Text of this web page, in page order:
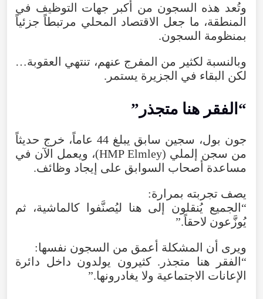
وتُعد هذه السجون من أكبر جهات التوظيف في
المنطقة، ما جعل الاقتصاد المحلي مرتبطاً جزئياً
بمنظومة السجون.
وبالنسبة لكثير من المفرج عنهم، تنتهي العقوبة…
لكن البقاء في الجزيرة يستمر .
“ الفقر هنا متجذر ”
جون بول، سجين سابق يبلغ 44 عاماً، خرج حديثاً
من سجن إلملي (
HMP Elmley )، ويعمل الآن في
مساعدة أصحاب السوابق على إيجاد وظائف.
يصف تجربته بمرارة:
“ الجميع يُنقلون إلى هنا ليُصنَّفوا كالماشية، ثم
يُوزَّعون لاحقاً.”
ويرى أن المشكلة أعمق من السجون نفسها:
“ الفقر هنا متجذر .كثيرون يولدون داخل دائرة
الإعانات الاجتماعية ولا يغادرونها.”